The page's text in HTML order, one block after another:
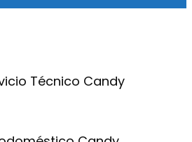
Técnico Candy